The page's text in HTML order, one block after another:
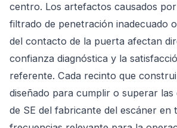
centro. Los artefactos causados por
filtrado de penetración inadecuado
del contacto de la puerta afectan
confianza diagnóstica y la
referente. Cada recinto que
diseñado para cumplir o superar las
de SE del fabricante del escáner en